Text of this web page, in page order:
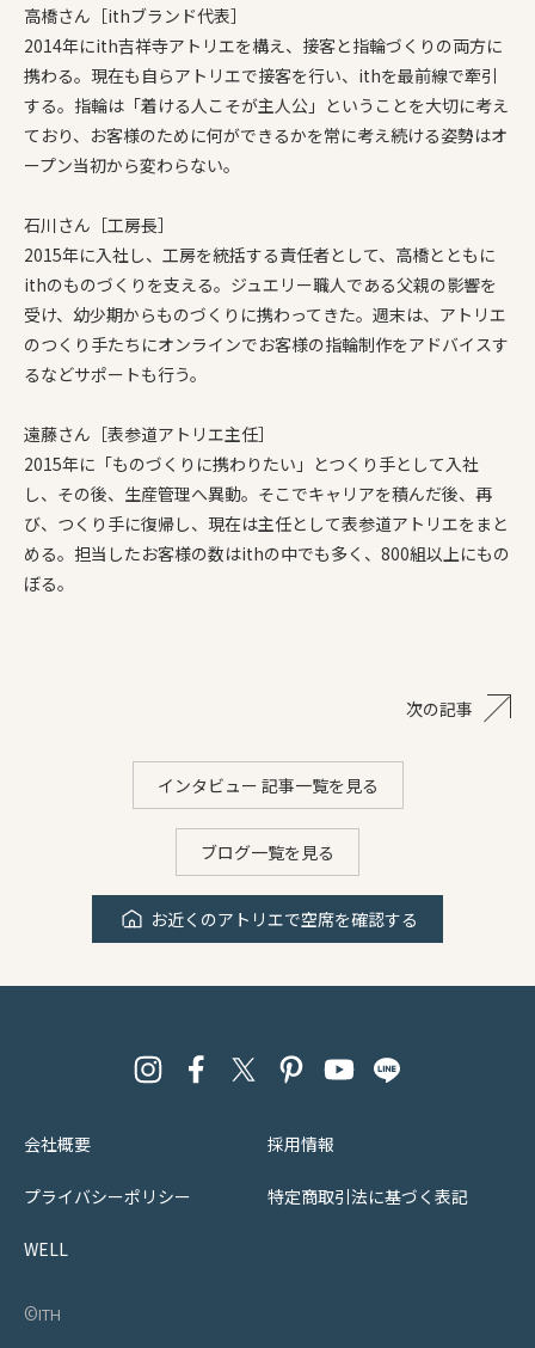
高橋さん［ithブランド代表］
2014年にith吉祥寺アトリエを構え、接客と指輪づくりの両方に
携わる。現在も自らアトリエで接客を行い、ithを最前線で牽引
する。指輪は「着ける人こそが主人公」ということを大切に考え
ており、お客様のために何ができるかを常に考え続ける姿勢はオ
ープン当初から変わらない。
石川さん［工房長］
2015年に入社し、工房を統括する責任者として、高橋とともに
ithのものづくりを支える。ジュエリー職人である父親の影響を
受け、幼少期からものづくりに携わってきた。週末は、アトリエ
のつくり手たちにオンラインでお客様の指輪制作をアドバイスす
るなどサポートも行う。
遠藤さん［表参道アトリエ主任］
2015年に「ものづくりに携わりたい」とつくり手として入社
し、その後、生産管理へ異動。そこでキャリアを積んだ後、再
び、つくり手に復帰し、現在は主任として表参道アトリエをまと
める。担当したお客様の数はithの中でも多く、800組以上にもの
ぼる。
次の記事
インタビュー 記事一覧を見る
ブログ一覧を見る
お近くのアトリエで空席を確認する
会社概要 採用情報
プライバシーポリシー 特定商取引法に基づく表記
WELL
©︎ith